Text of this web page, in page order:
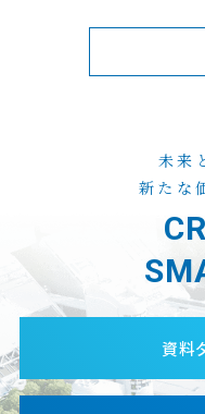
未来
新たな
資料